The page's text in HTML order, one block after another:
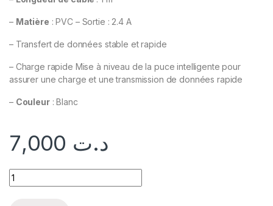
– Matière : PVC – Sortie : 2.4 A
– Transfert de données stable et rapide
– Charge rapide Mise à niveau de la puce intelligente pour
assurer une charge et une transmission de données rapide
– Couleur: Blanc
د.ت